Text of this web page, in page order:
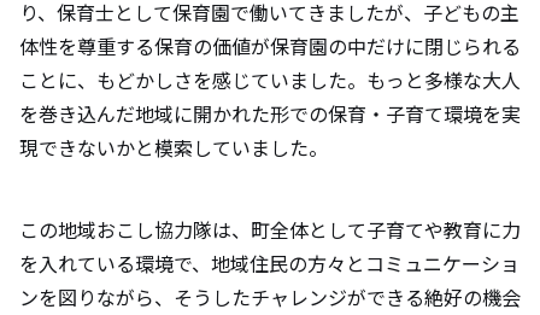
り、保育士として保育園で働いてきましたが、子どもの主
体性を尊重する保育の価値が保育園の中だけに閉じられる
ことに、もどかしさを感じていました。もっと多様な大人
を巻き込んだ地域に開かれた形での保育・子育て環境を実
現できないかと模索していました。
この地域おこし協力隊は、町全体として子育てや教育に力
を入れている環境で、地域住民の方々とコミュニケーショ
ンを図りながら、そうしたチャレンジができる絶好の機会